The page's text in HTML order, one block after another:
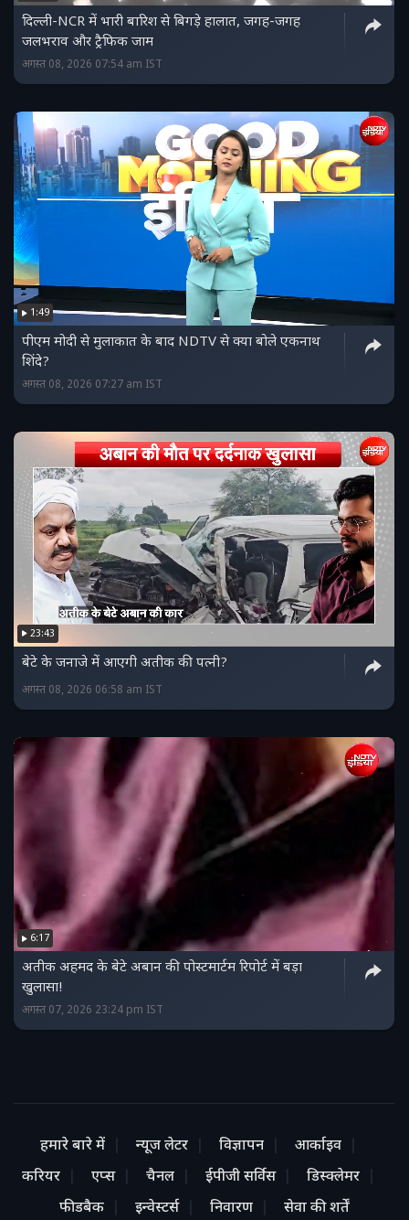
दिल्ली-NCR में भारी बारिश से बिगड़े हालात, जगह-जगह
जलभराव और ट्रैफिक जाम
अगस्त 08, 2026 07:54 am IST
1:49
पीएम मोदी से मुलाकात के बाद NDTV से क्या बोले एकनाथ
शिंदे?
अगस्त 08, 2026 07:27 am IST
23:43
बेटे के जनाजे में आएगी अतीक की पत्नी?
अगस्त 08, 2026 06:58 am IST
6:17
अतीक अहमद के बेटे अबान की पोस्टमार्टम रिपोर्ट में बड़ा
खुलासा!
अगस्त 07, 2026 23:24 pm IST
हमारे बारे में न्यूज लेटर विज्ञापन
आर्काइव
करियर
एप्स चैनल ईपीजी सर्विस
डिस्क्लेमर
फीडबैक
इन्वेस्टर्स निवारण सेवा की शर्तें